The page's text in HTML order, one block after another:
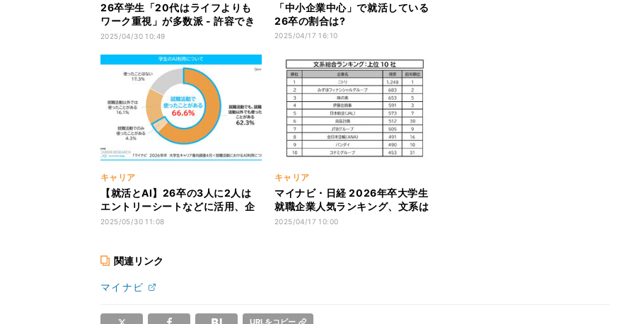
26卒学生「20代はライフよりも
ワーク重視」が多数派 - 許容でき
る残業時間は?
2025/04/30 10:49
「中小企業中心」で就活している
26卒の割合は?
2025/04/17 16:10
キャリア
【就活とAI】26卒の3人に2人は
エントリーシートなどに活用、企
業側が面接に使うのは半数近くが
2025/05/30 11:08
キャリア
マイナビ・日経 2026年卒大学生
就職企業人気ランキング、文系は
「ニトリ」が断トツ1位、理系は?
2025/04/17 10:00
関連リンク
マイナビ
URLをコピー